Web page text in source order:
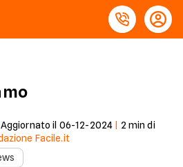
Aggiornato il 06-12-2024 2 min di
Facile.it